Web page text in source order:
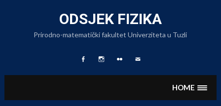
content
ODSJEK FIZIKA
Prirodno-matematički fakultet Univerziteta u Tuzli
Page
na
Albumnam
HOME